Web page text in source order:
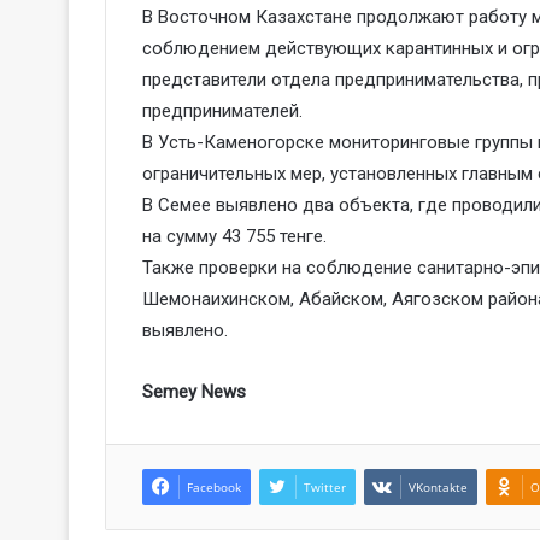
В Восточном Казахстане продолжают работу
соблюдением действующих карантинных и
представители отдела предпринимательства,
предпринимателей.
В Усть-Каменогорске мониторинговые
ограничительных мер, установленных
В Семее выявлено два объекта, где
на сумму 43 755 тенге.
Также проверки на соблюдение санитарно-
Шемонаихинском, Абайском, Аягозском
выявлено.
Semey News
Facebook Twitter VKontakte